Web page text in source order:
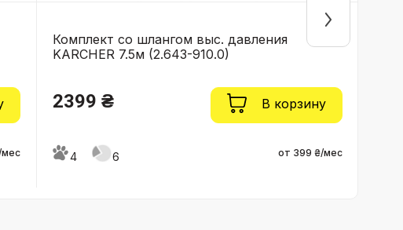
Комплект со шлангом выс. давления
KARCHER 7.5м (2.643-910.0)
2399 ₴ В корзину
4 6 от 399 ₴/мес